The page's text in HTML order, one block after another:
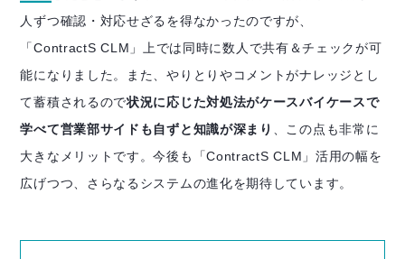
人ずつ確認・対応せざるを得なかったのですが、
「ContractS CLM」上では同時に数人で共有＆チェックが可
能になりました。また、やりとりやコメントがナレッジとし
て蓄積されるので状況に応じた対処法がケースバイケースで
学べて営業部サイドも自ずと知識が深まり
、この点も非常に
大きなメリットです。今後も「ContractS CLM」活用の幅を
広げつつ、さらなるシステムの進化を期待しています。